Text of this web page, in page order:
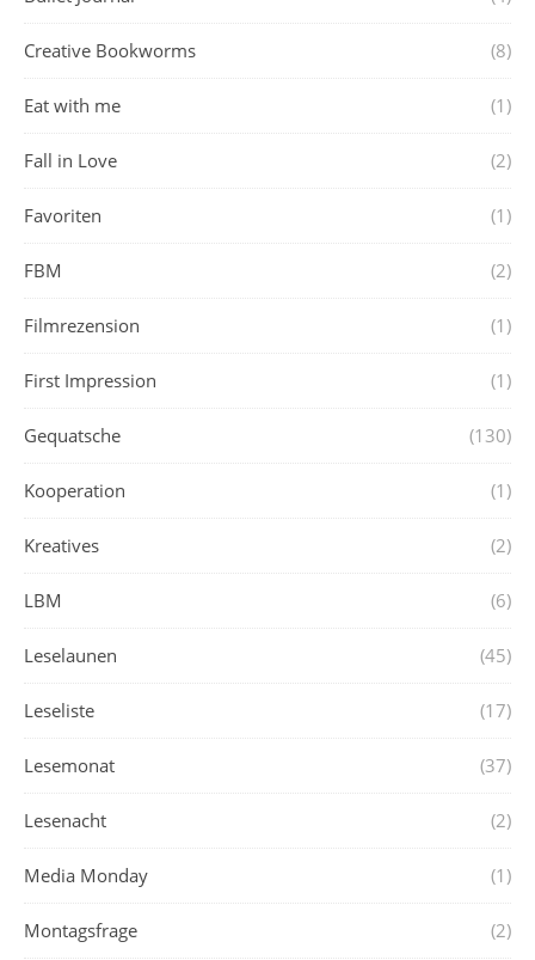
Creative Bookworms (8)
Eat with me (1)
Fall in Love (2)
Favoriten (1)
FBM (2)
Filmrezension (1)
First Impression (1)
Gequatsche (130)
Kooperation (1)
Kreatives (2)
LBM (6)
Leselaunen (45)
Leseliste (17)
Lesemonat (37)
Lesenacht (2)
Media Monday (1)
Montagsfrage (2)